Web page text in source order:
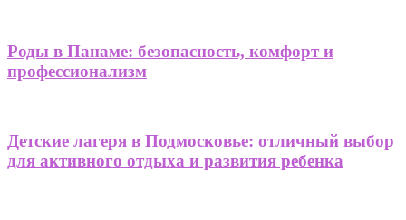
Роды в Панаме: безопасность, комфорт и
профессионализм
Детские лагеря в Подмосковье: отличный выбор
для активного отдыха и развития ребенка